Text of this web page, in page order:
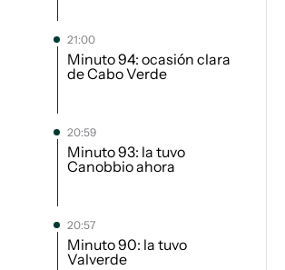
21:00
Minuto 94: ocasión clara
de Cabo Verde
20:59
Minuto 93: la tuvo
Canobbio ahora
20:57
Minuto 90: la tuvo
Valverde